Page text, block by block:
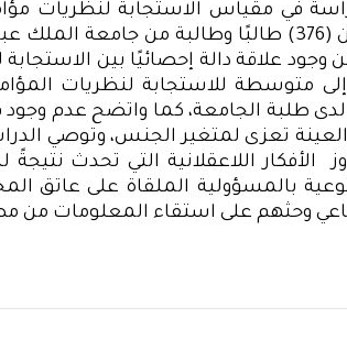
في مقياس الاستجابة لنظريات
(
376) طالبًا وطالبة من جامعة الملك
علاقة دالة إحصائيًا بين
متوسطة للاستجابة لنظريات
طلبة الجامعة، كما واتضح عدم
تعزى لمتغير الجنس، وتوصي
الأفكار اللاعقلانية التي تحدث
بالمسؤولية الملقاة على عاتق
وحثهم على استقاء المعلومات من